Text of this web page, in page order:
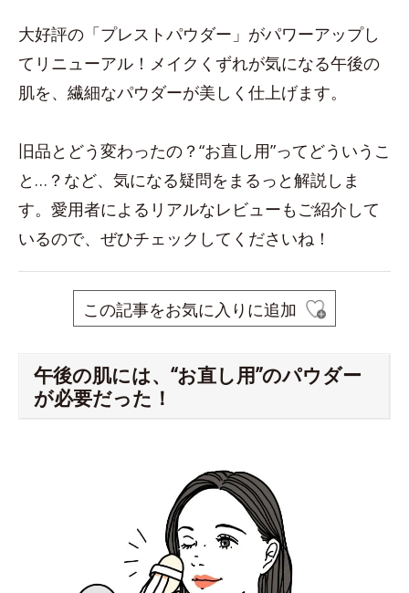
大好評の「プレストパウダー」がパワーアップし
てリニューアル！メイクくずれが気になる午後の
肌を、繊細なパウダーが美しく仕上げます。
旧品とどう変わったの？“お直し用”ってどういうこ
と…？など、気になる疑問をまるっと解説しま
す。愛用者によるリアルなレビューもご紹介して
いるので、ぜひチェックしてくださいね！
この記事をお気に入りに追加
午後の肌には、“お直し用”のパウダー
が必要だった！